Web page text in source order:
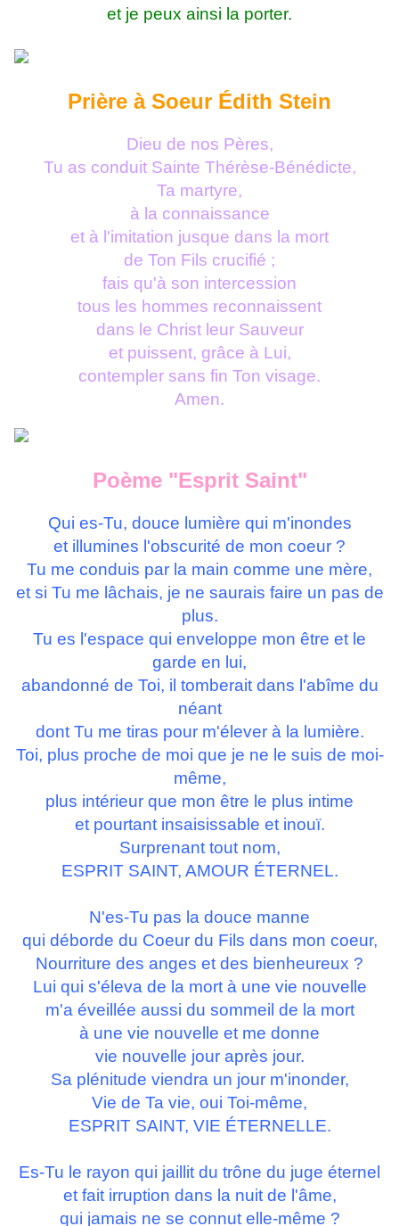
et je peux ainsi la porter.
Prière à Soeur Édith Stein
Dieu de nos Pères,
Tu as conduit Sainte Thérèse-Bénédicte,
Ta martyre,
à la connaissance
et à l'imitation jusque dans la mort
de Ton Fils crucifié ;
fais qu'à son intercession
tous les hommes reconnaissent
dans le Christ leur Sauveur
et puissent, grâce à Lui,
contempler sans fin Ton visage.
Amen.
Poème "Esprit Saint"
Qui es-Tu, douce lumière qui m'inondes
et illumines l'obscurité de mon coeur ?
Tu me conduis par la main comme une mère,
et si Tu me lâchais, je ne saurais faire un pas de
plus.
Tu es l'espace qui enveloppe mon être et le
garde en lui,
abandonné de Toi, il tomberait dans l'abîme du
néant
dont Tu me tiras pour m'élever à la lumière.
Toi, plus proche de moi que je ne le suis de moi-
même,
plus intérieur que mon être le plus intime
et pourtant insaisissable et inouï.
Surprenant tout nom,
ESPRIT SAINT, AMOUR ÉTERNEL.
N'es-Tu pas la douce manne
qui déborde du Coeur du Fils dans mon coeur,
Nourriture des anges et des bienheureux ?
Lui qui s'éleva de la mort à une vie nouvelle
m'a éveillée aussi du sommeil de la mort
à une vie nouvelle et me donne
vie nouvelle jour après jour.
Sa plénitude viendra un jour m'inonder,
Vie de Ta vie, oui Toi-même,
ESPRIT SAINT, VIE ÉTERNELLE.
Es-Tu le rayon qui jaillit du trône du juge éternel
et fait irruption dans la nuit de l'âme,
qui jamais ne se connut elle-même ?